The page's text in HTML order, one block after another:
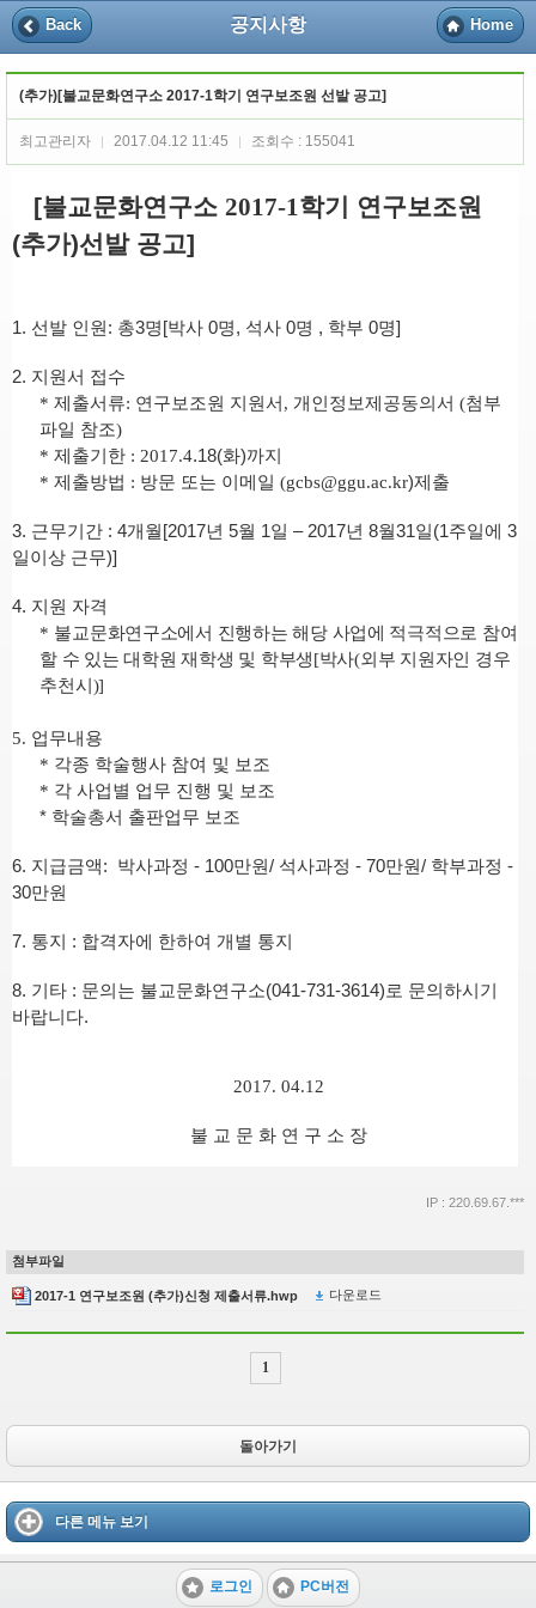
Back 공지사항 Home
(추가)[불교문화연구소 2017-1학기 연구보조원 선발 공고]
최고관리자 2017.04.12 11:45 조회수 : 155041
[불교문화연구소 2017-1학기 연구보조원
(추가)선발 공고]
1. 선발 인원: 총3명 [박사 0명, 석사 0명 , 학부 0명]
2. 지원서 접수
*제출서류: 연구보조원 지원서 , 개인정보제공동의서(첨부
파일 참조)
*제출기한 : 2017.4.18(화)까지
*제출방법 : 방문 또는 이메일(gcbs@ggu.ac.kr)제출
3. 근무기간 : 4개월[2017년 5월 1일 –2017년 8월31일(1주일에 3
일이상 근무)]
4. 지원 자격
* 불교문화연구소에서 진행하는 해당 사업에 적극적으로 참여
할 수 있는 대학원 재학생 및 학부생[박사(외부 지원자인 경우
추천시 )]
5. 업무내용
* 각종 학술행사 참여 및 보조
* 각 사업별 업무 진행 및 보조
* 학술총서 출판업무 보조
6. 지급금액: 박사과정 - 100만원/ 석사과정 - 70만원/ 학부과정 -
30만원
7. 통지 : 합격자에 한하여 개별 통지
8. 기타 : 문의는 불교문화연구소(041-731-3614)로 문의하시기
바랍니다.
2017. 04.12
불 교 문 화 연 구 소 장
IP : 220.69.67.***
첨부파일
2017-1 연구보조원 (추가)신청 제출서류.hwp 다운로드
1
돌아가기
다른 메뉴 보기
로그인 PC버전